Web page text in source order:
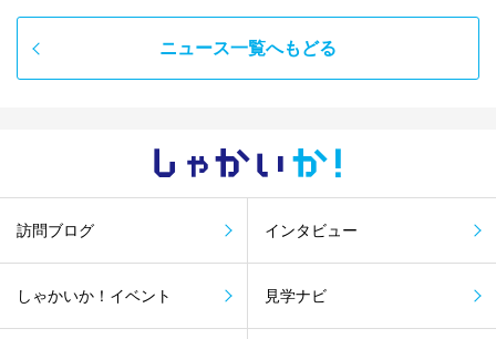
ニュース一覧へもどる
しゃかい か！
訪問ブログ インタビュー
しゃかいか！イベント 見学ナビ